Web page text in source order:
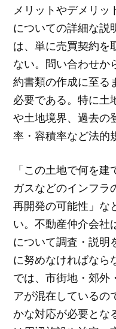
メリットやデメリッ
についての詳細な説
は、単に売買契約を
ない。問い合わせか
約書類の作成に至る
必要である。特に土
や土地境界、過去の
率・容積率など法的
「この土地で何を
ガスなどのインフラ
再開発の可能性」な
い。不動産仲介会社
について調査・説明
に努めなければなら
では、市街地・郊外
アが混在しているの
かな対応が必要とな